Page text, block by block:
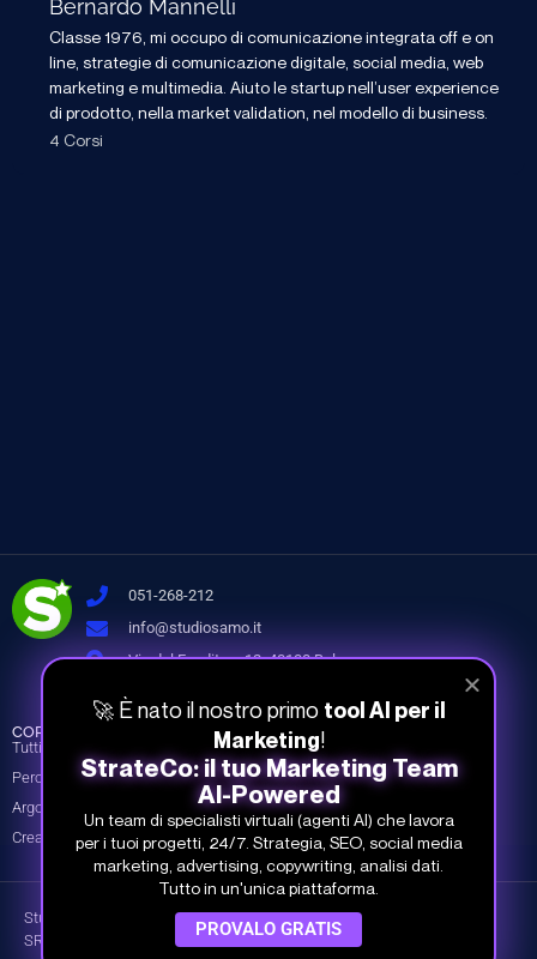
Bernardo Mannelli
Classe 1976, mi occupo di comunicazione integrata off e on
line, strategie di comunicazione digitale, social media, web
marketing e multimedia. Aiuto le startup nell’user experience
di prodotto, nella market validation, nel modello di business.
4 Corsi
051-268-212
info@studiosamo.it
Via del Fonditore 12, 40138 Bologna
CORSI
Tutti i corsi
Percorsi
Argomenti
Crea il tuo piano
Piani e prezzi
Piani per team
Prova gratis
I nostri Docenti
Dicono di noi
Contatti
Studio Samo Pro® è un marchio registrato di CENTRO STUDI SAMO
SRL
🚀 È nato il nostro primo tool AI per il
Marketing!
StrateCo: il tuo Marketing Team
AI-Powered
Un team di specialisti virtuali (agenti AI) che lavora
per i tuoi progetti, 24/7. Strategia, SEO, social media
marketing, advertising, copywriting, analisi dati.
Tutto in un'unica piattaforma.
PROVALO GRATIS